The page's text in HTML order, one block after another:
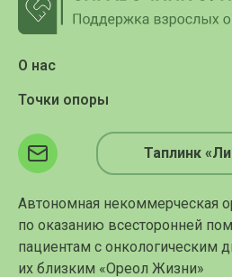
Автономная некоммерческая
по оказанию всесторонней
пациентам с онкологическим
их близким «Ореол Жизни»
О нас
Точки опоры
Таплинк